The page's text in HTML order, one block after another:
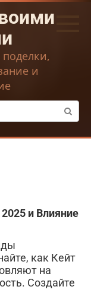
и
и Влияние
как Кейт
на
Создайте